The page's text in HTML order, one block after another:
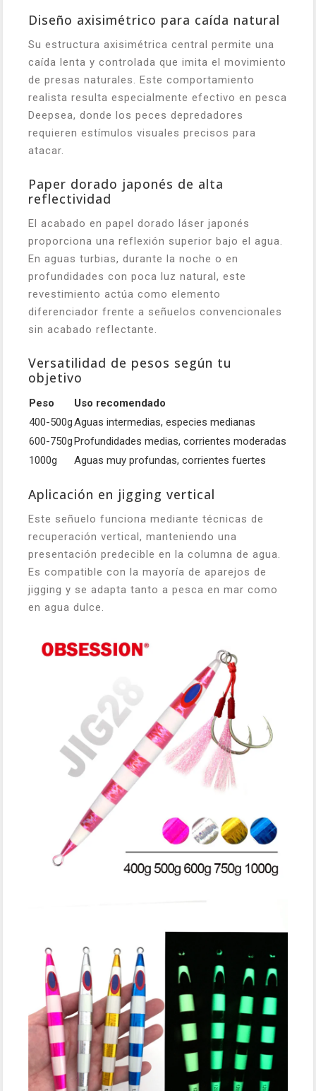
Diseño axisimétrico para caída natural
Su estructura axisimétrica central permite una
caída lenta y controlada que imita el movimiento
de presas naturales. Este comportamiento
realista resulta especialmente efectivo en pesca
Deepsea, donde los peces depredadores
requieren estímulos visuales precisos para
atacar.
Paper dorado japonés de alta
reflectividad
El acabado en papel dorado láser japonés
proporciona una reflexión superior bajo el agua.
En aguas turbias, durante la noche o en
profundidades con poca luz natural, este
revestimiento actúa como elemento
diferenciador frente a señuelos convencionales
sin acabado reflectante.
Versatilidad de pesos según tu
objetivo
Peso
Uso recomendado
400-500gAguas intermedias, especies medianas
600-750gProfundidades medias, corrientes moderadas
1000g
Aguas muy profundas, corrientes fuertes
Aplicación en jigging vertical
Este señuelo funciona mediante técnicas de
recuperación vertical, manteniendo una
presentación predecible en la columna de agua.
Es compatible con la mayoría de aparejos de
jigging y se adapta tanto a pesca en mar como
en agua dulce.